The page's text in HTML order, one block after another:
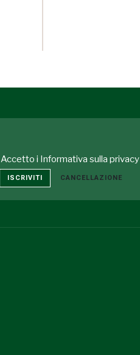
Accetto i Informativa sulla privacy
ISCRIVITI CANCELLAZIONE